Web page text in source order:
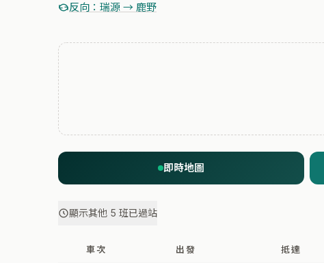
反向：瑞源 → 鹿野
即時地圖
顯示其他 5 班已過站
車次 出發 抵達